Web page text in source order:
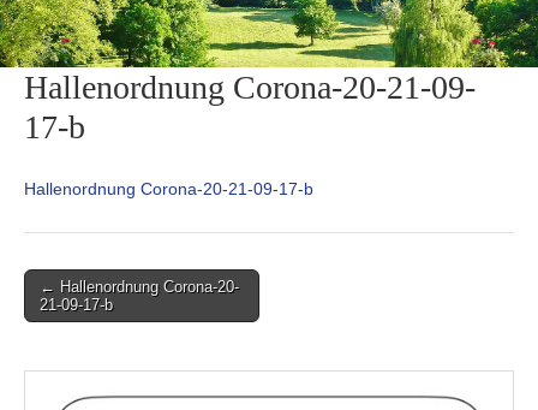
Hallenordnung Corona-20-21-09-
17-b
Hallenordnung Corona-20-21-09-17-b
Post
navigation
← Hallenordnung Corona-20-
21-09-17-b